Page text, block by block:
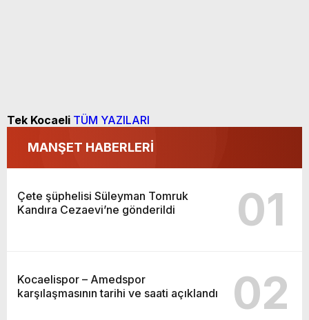
Tek Kocaeli TÜM YAZILARI
MANŞET HABERLERİ
Çete şüphelisi Süleyman Tomruk
Kandıra Cezaevi’ne gönderildi
01
Kocaelispor – Amedspor
karşılaşmasının tarihi ve saati açıklandı
02